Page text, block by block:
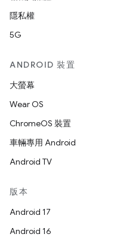
隱私權
5G
ANDROID 裝置
大螢幕
Wear OS
ChromeOS 裝置
車輛專用 Android
Android TV
版本
Android 17
Android 16